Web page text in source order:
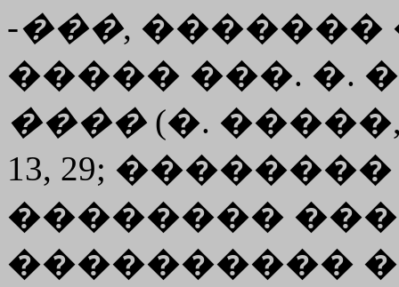
-���,
����� ���. �.
����(�. �����,
13, 29; ��������
��������
����������